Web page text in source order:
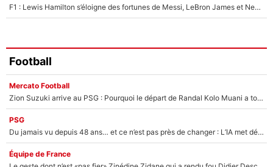
F1 : Lewis Hamilton s’éloigne des fortunes de Messi, LeBron James et Neymar
Football
Mercato Football
Zion Suzuki arrive au PSG : Pourquoi le départ de Randal Kolo Muani a tout changé pour le transfert du gardien japonais
PSG
Du jamais vu depuis 48 ans… et ce n’est pas près de changer : L’IA met déjà fin au rêve de Khvicha Kvaratskhelia avec le PSG
Équipe de France